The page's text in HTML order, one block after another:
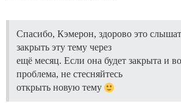
Спасибо, Кэмерон, здорово это
закрыть эту тему через
ещё месяц. Если она будет закрыта и
проблема, не стесняйтесь
открыть новую тему